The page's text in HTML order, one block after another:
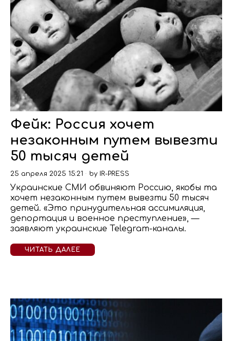
Фейк: Россия хочет
незаконным путем вывезти
50 тысяч детей
25 апреля 2025 15:21 by IR-PRESS
Украинские СМИ обвиняют Россию, якобы та
хочет незаконным путем вывезти 50 тысяч
детей. «Это принудительная ассимиляция,
депортация и военное преступление», —
заявляют украинские Telegram-каналы.
ЧИТАТЬ ДАЛЕЕ